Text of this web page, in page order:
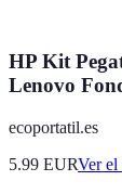
HP Kit
Lenovo
ecoportatil.es
5.99 EURVer el